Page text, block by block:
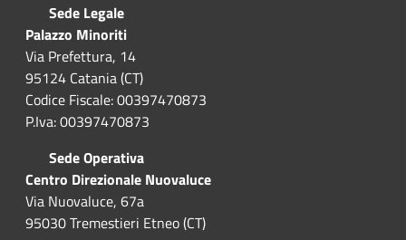
Sede Legale
Palazzo Minoriti
Via Prefettura, 14
95124 Catania (CT)
Codice Fiscale: 00397470873
P.Iva: 00397470873
Sede Operativa
Centro Direzionale Nuovaluce
Via Nuovaluce, 67a
95030 Tremestieri Etneo (CT)